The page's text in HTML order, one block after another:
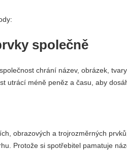
společně
chrání název, obrázek,
utrácí méně peněz a času, aby
obrazových a trojrozměrných
Protože si spotřebitel pamatuje